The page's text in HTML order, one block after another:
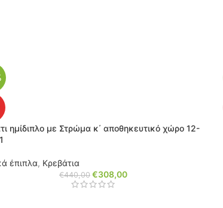
ημίδιπλο με Στρώμα κ΄ αποθηκευτικό χώρο 12-
έπιπλα, Κρεβάτια
€440,00 €308,00